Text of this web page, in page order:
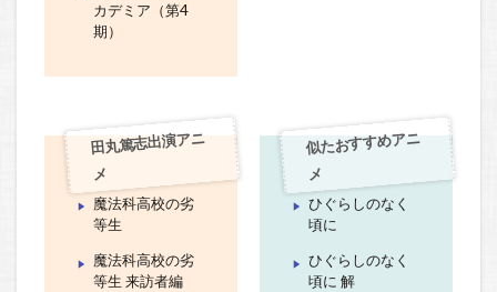
カデミア（第4
期）
田丸篤志出演アニ
メ
魔法科高校の劣
等生
魔法科高校の劣
等生 来訪者編
似たおすすめアニ
メ
ひぐらしのなく
頃に
ひぐらしのなく
頃に 解